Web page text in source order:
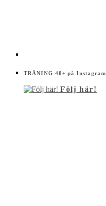
TRÄNING 40+ på Instagram
Följ här!